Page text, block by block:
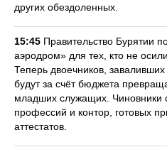
других обездоленных.
15:45 Правительство Бурятии
аэродром» для тех, кто не
Теперь двоечников,
будут за счёт бюджета
младших служащих. Чиновники
профессий и контор, готовых
аттестатов.